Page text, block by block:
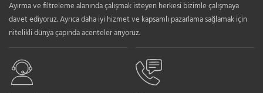
Ayırma ve filtreleme alanında çalışmak isteyen herkesi bizimle çalışmaya
davet ediyoruz. Ayrıca daha iyi hizmet ve kapsamlı pazarlama sağlamak için
nitelikli dünya çapında acenteler arıyoruz.